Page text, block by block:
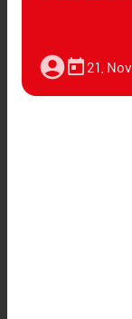
account_circletoday 21.